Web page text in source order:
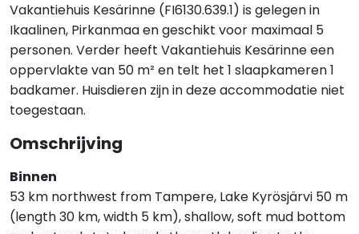
Vakantiehuis Kesärinne (FI6130.639.1) is gelegen in
Ikaalinen, Pirkanmaa en geschikt voor maximaal 5
personen. Verder heeft Vakantiehuis Kesärinne een
oppervlakte van 50 m² en telt het 1 slaapkameren 1
badkamer. Huisdieren zijn in deze accommodatie niet
toegestaan.
Omschrijving
Binnen
53 km northwest from Tampere, Lake Kyrösjärvi 50 m
(length 30 km, width 5 km), shallow, soft mud bottom